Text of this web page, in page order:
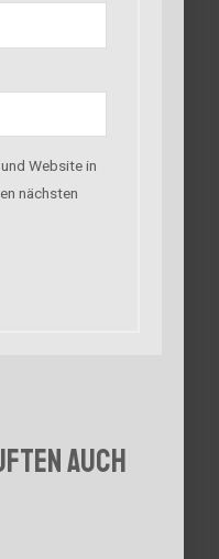
Website in
nächsten
auch